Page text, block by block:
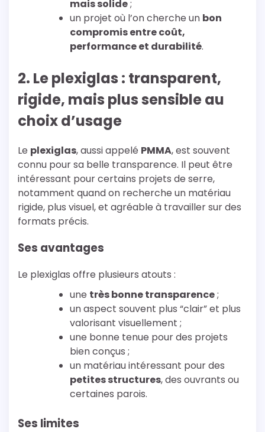
mais solide;
un projet où l’on cherche un bon
compromis entre coût,
performance et durabilité.
2. Le plexiglas : transparent,
rigide, mais plus sensible au
choix d’usage
Le plexiglas, aussi appelé PMMA, est souvent
connu pour sa belle transparence. Il peut être
intéressant pour certains projets de serre,
notamment quand on recherche un matériau
rigide, plus visuel, et agréable à travailler sur des
formats précis.
Ses avantages
Le plexiglas offre plusieurs atouts :
une très bonne transparence;
un aspect souvent plus “clair” et plus
valorisant visuellement ;
une bonne tenue pour des projets
bien conçus ;
un matériau intéressant pour des
petites structures, des ouvrants ou
certaines parois.
Ses limites